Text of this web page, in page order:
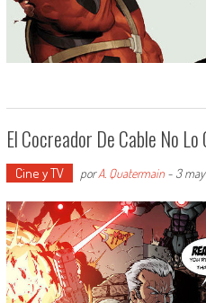
El Cocreador De Cable No
Cine y TV porA. Quatermain- 3